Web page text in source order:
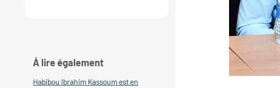
À lire également
Habibou Ibrahim Kassoum est en